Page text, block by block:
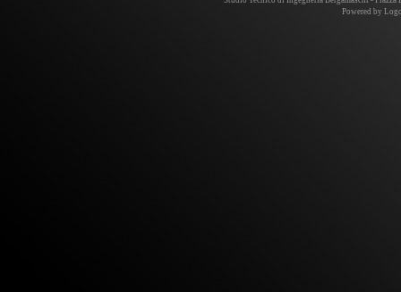
Powered by